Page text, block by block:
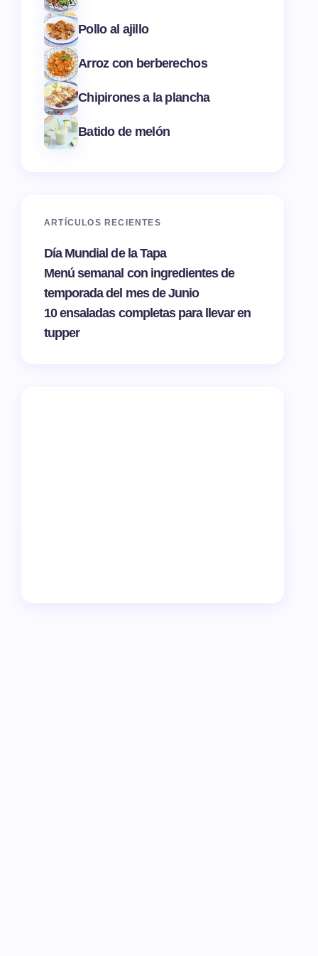
Pollo al ajillo
Arroz con berberechos
Chipirones a la plancha
Batido de melón
ARTÍCULOS RECIENTES
Día Mundial de la Tapa
Menú semanal con ingredientes de
temporada del mes de Junio
10 ensaladas completas para llevar en
tupper